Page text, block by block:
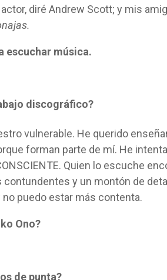
diré Andrew Scott; y mis
escuchar música.
discográfico?
vulnerable. He querido
forman parte de mí. He
Quien lo escuche
y un montón de
no puedo estar más contenta.
Ono?
de punta?